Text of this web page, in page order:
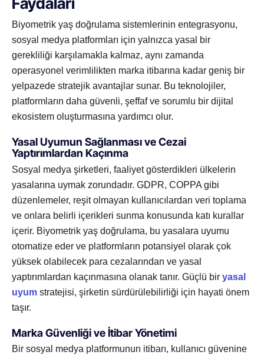
Biyometrik yaş doğrulama sistemlerinin entegrasyonu,
sosyal medya platformları için yalnızca yasal bir
gerekliliği karşılamakla kalmaz, aynı zamanda
operasyonel verimlilikten marka itibarına kadar geniş bir
yelpazede stratejik avantajlar sunar. Bu teknolojiler,
platformların daha güvenli, şeffaf ve sorumlu bir dijital
ekosistem oluşturmasına yardımcı olur.
Yasal Uyumun Sağlanması ve Cezai
Yaptırımlardan Kaçınma
Sosyal medya şirketleri, faaliyet gösterdikleri ülkelerin
yasalarına uymak zorundadır. GDPR, COPPA gibi
düzenlemeler, reşit olmayan kullanıcılardan veri toplama
ve onlara belirli içerikleri sunma konusunda katı kurallar
içerir. Biyometrik yaş doğrulama, bu yasalara uyumu
otomatize eder ve platformların potansiyel olarak çok
yüksek olabilecek para cezalarından ve yasal
yaptırımlardan kaçınmasına olanak tanır. Güçlü bir yasal
uyum stratejisi, şirketin sürdürülebilirliği için hayati önem
taşır.
Marka Güvenliği ve İtibar Yönetimi
Bir sosyal medya platformunun itibarı, kullanıcı güvenine